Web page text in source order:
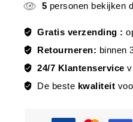
5 personen bekijken
Gratis verzending :
Retourneren: binnen
24/7 Klantenservice
De beste kwaliteit